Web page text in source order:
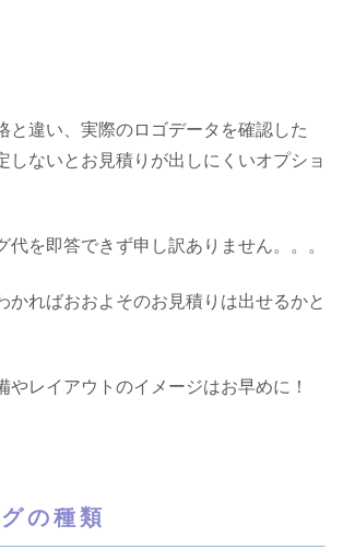
と違い、実際のロゴデータを確認した
しないとお見積りが出しにくいオプショ
代を即答できず申し訳ありません。。。
かればおおよそのお見積りは出せるかと
やレイアウトのイメージはお早めに！
の種類